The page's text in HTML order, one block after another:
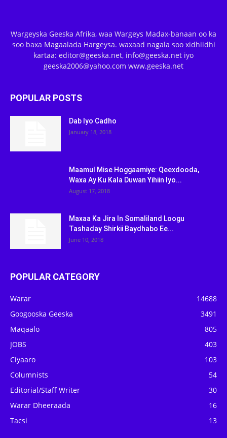
Wargeyska Geeska Afrika, waa Wargeys Madax-banaan oo ka
soo baxa Magaalada Hargeysa. waxaad nagala soo xidhiidhi
kartaa: editor@geeska.net, info@geeska.net iyo
geeska2006@yahoo.com www.geeska.net
POPULAR POSTS
Dab Iyo Cadho
January 18, 2018
Maamul Mise Hoggaamiye: Qeexdooda,
Waxa Ay Ku Kala Duwan Yihiin Iyo...
August 17, 2018
Maxaa Ka Jira In Somaliland Loogu
Tashaday Shirkii Baydhabo Ee...
June 10, 2018
POPULAR CATEGORY
Warar
14688
Googooska Geeska
3491
Maqaalo
805
JOBS
403
Ciyaaro
103
Columnists
54
Editorial/Staff Writer
30
Warar Dheeraada
16
Tacsi
13